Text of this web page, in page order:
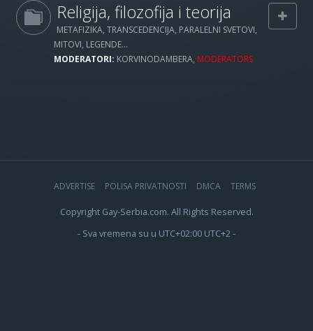
Religija, filozofija i teorija
METAFIZIKA, TRANSCEDENCIJA, PARALELNI SVETOVI,
MITOVI, LEGENDE...
MODERATORI: KORVINODAMBERA, MODERATORS
ADVERTISE POLISA PRIVATNOSTI DMCA TERMS
Copyright Gay-Serbia.com. All Rights Reserved.
- Sva vremena su u UTC+02:00 UTC+2 -